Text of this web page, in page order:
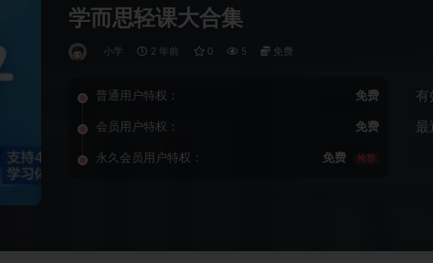
学而思轻课大合集
小学 2 年前 0 5 免费
普通用户特权： 免费
会员用户特权： 免费
永久会员用户特权： 免费 推荐
有
最